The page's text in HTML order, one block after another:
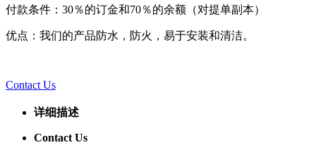
付款条件：30％的订金和70％的余额（对提单副本）
优点：我们的产品防水，防火，易于安装和清洁。
Contact Us
详细描述
Contact Us